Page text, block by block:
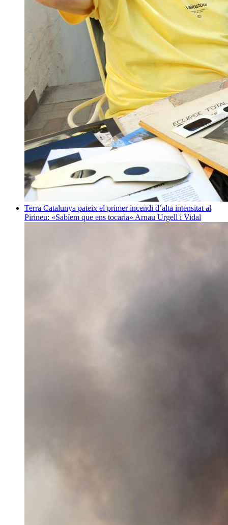
Terra Catalunya pateix el primer incendi d’alta intensitat al
Pirineu: «Sabíem que ens tocaria» Arnau Urgell i Vidal